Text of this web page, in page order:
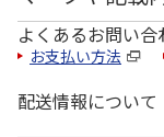
よくあるお問い合
お支払い方法
配送情報について